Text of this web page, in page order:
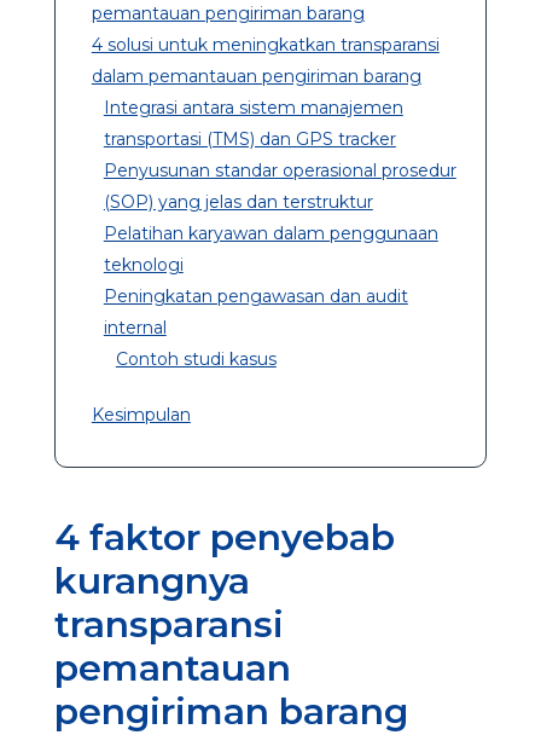
pemantauan pengiriman barang
4 solusi untuk meningkatkan transparansi
dalam pemantauan pengiriman barang
Integrasi antara sistem manajemen
transportasi (TMS) dan GPS tracker
Penyusunan standar operasional prosedur
(SOP) yang jelas dan terstruktur
Pelatihan karyawan dalam penggunaan
teknologi
Peningkatan pengawasan dan audit
internal
Contoh studi kasus
Kesimpulan
4 faktor penyebab
kurangnya
transparansi
pemantauan
pengiriman barang